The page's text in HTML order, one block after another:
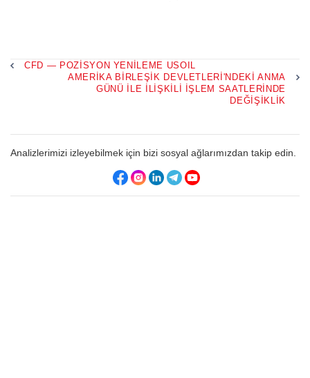
CFD — POZISYON YENILEME USOIL
AMERIKA BIRLEŞIK DEVLETLERI'NDEKI ANMA
GÜNÜ ILE İLIŞKILI İŞLEM SAATLERINDE
DEĞIŞIKLIK
Analizlerimizi izleyebilmek için bizi sosyal ağlarımızdan takip edin.